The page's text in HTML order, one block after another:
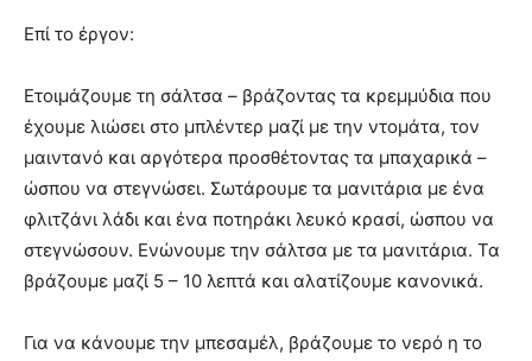
Επί το έργον:
Ετοιμάζουμε τη σάλτσα – βράζοντας τα κρεμμύδια που
έχουμε λιώσει στο μπλέντερ μαζί με την ντομάτα, τον
μαιντανό και αργότερα προσθέτοντας τα μπαχαρικά –
ώσπου να στεγνώσει. Σωτάρουμε τα μανιτάρια με ένα
φλιτζάνι λάδι και ένα ποτηράκι λευκό κρασί, ώσπου να
στεγνώσουν. Ενώνουμε την σάλτσα με τα μανιτάρια. Τα
βράζουμε μαζί 5 – 10 λεπτά και αλατίζουμε κανονικά.
Για να κάνουμε την μπεσαμέλ, βράζουμε το νερό η το